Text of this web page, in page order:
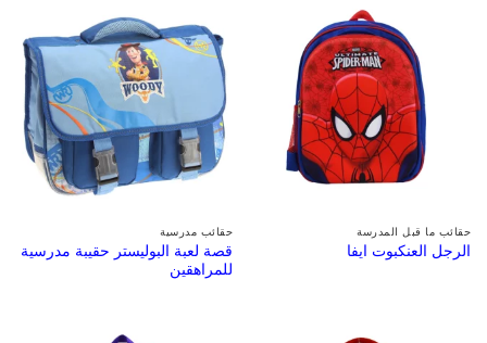
حقائب ما قبل المدرسة
الرجل العنكبوت ايفا
حقائب مدرسية
قصة لعبة البوليستر حقيبة مدرسية
للمراهقين